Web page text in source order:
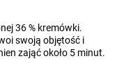
36 % kremówki.
swoją objętość i
zająć około 5 minut.